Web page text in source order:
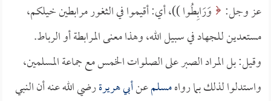
عز وجل:
وَرَابِطُوا ))، أي: أقيموا في الثغور مرابطين خيلكم،
مستعدين للجهاد في سبيل الله، وهذا معنى المرابطة أو الرباط.
وقيل: بل المراد الصبر على الصلوات الخمس مع جماعة المسلمين،
واستدلوا لذلك بما رواهمسلمعنأبي هريرةرضي الله عنه أن النبي